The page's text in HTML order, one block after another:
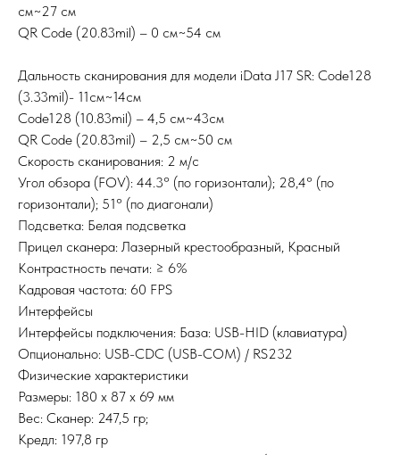
см~27 см
QR Code (20.83mil) – 0 см~54 см
Дальность сканирования для модели iData J17 SR: Code128
(3.33mil)- 11см~14см
Code128 (10.83mil) – 4,5 см~43см
QR Code (20.83mil) – 2,5 см~50 см
Скорость сканирования: 2 м/с
Угол обзора (FOV): 44.3° (по горизонтали); 28,4° (по
горизонтали); 51° (по диагонали)
Подсветка: Белая подсветка
Прицел сканера: Лазерный крестообразный, Красный
Контрастность печати: ≥ 6%
Кадровая частота: 60 FPS
Интерфейсы
Интерфейсы подключения: База: USB-HID (клавиатура)
Опционально: USB-CDC (USB-COM) / RS232
Физические характеристики
Размеры: 180 х 87 х 69 мм
Вес: Сканер: 247,5 гр;
Кредл: 197,8 гр